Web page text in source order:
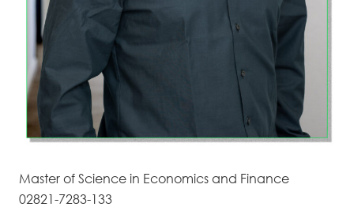
Master of Science in Economics and Finance
02821-7283-133